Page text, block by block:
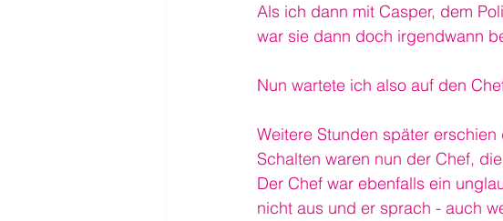
Als ich dann mit Casper, dem
war sie dann doch irgendwann
Nun wartete ich also auf den
Weitere Stunden später
Schalten waren nun der Chef,
Der Chef war ebenfalls ein
nicht aus und er sprach - auch